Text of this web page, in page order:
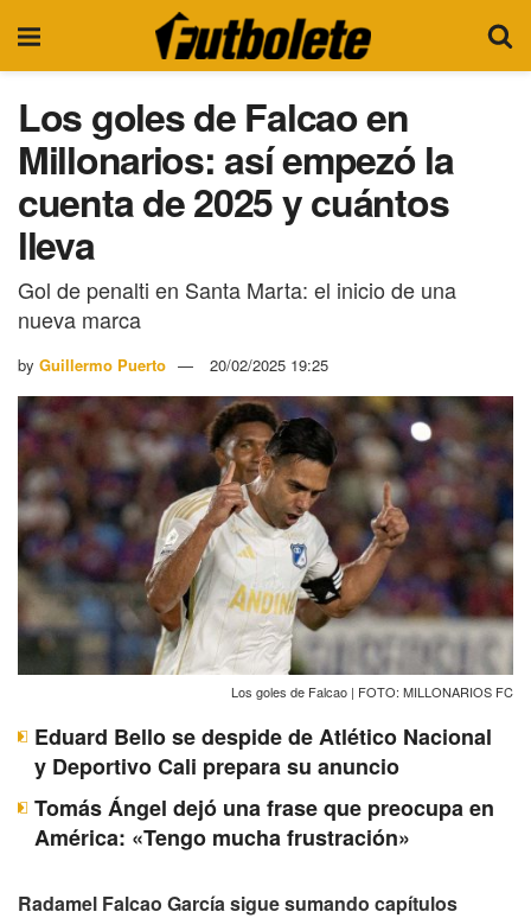
Los goles de Falcao en
Millonarios: así empezó la
cuenta de 2025 y cuántos
lleva
Gol de penalti en Santa Marta: el inicio de una
nueva marca
by Guillermo Puerto 20/02/2025 19:25
Los goles de Falcao | FOTO: MILLONARIOS FC
Eduard Bello se despide de Atlético Nacional
y Deportivo Cali prepara su anuncio
Tomás Ángel dejó una frase que preocupa en
América: «Tengo mucha frustración»
Radamel Falcao García sigue sumando capítulos